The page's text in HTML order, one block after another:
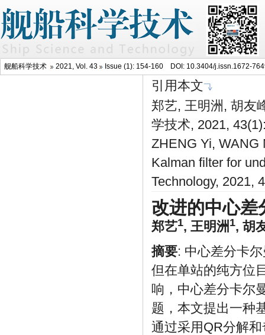
舰船科学技术 2021, Vol. 43 Issue (1): 154-160 DOI: 10.3404/j.issn.1672-
引用本文
郑艺, 王明洲, 胡友
学技术, 2021,
ZHENG Yi, WANG
Kalman filter for
Technology, 2021,
改进的中心差
郑艺1, 王明洲1, 胡
摘要: 中心差分卡
但在单站的纯方位
响，中心差分卡尔
题，本文提出一种
通过采用QR分解